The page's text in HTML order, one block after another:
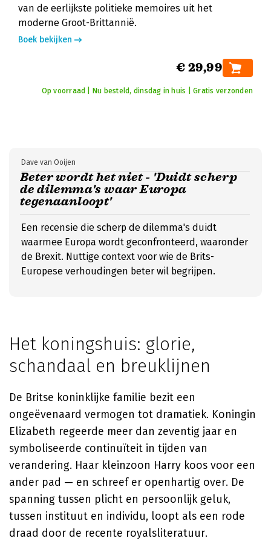
van de eerlijkste politieke memoires uit het
moderne Groot-Brittannië.
Boek bekijken
€ 29,99
Op voorraad | Nu besteld, dinsdag in huis | Gratis verzonden
Beter wordt het niet - 'Duidt scherp
de dilemma's waar Europa
tegenaanloopt'
Dave van Ooijen
Een recensie die scherp de dilemma's duidt
waarmee Europa wordt geconfronteerd, waaronder
de Brexit. Nuttige context voor wie de Brits-
Europese verhoudingen beter wil begrijpen.
Het koningshuis: glorie,
schandaal en breuklijnen
De Britse koninklijke familie bezit een
ongeëvenaard vermogen tot dramatiek. Koningin
Elizabeth regeerde meer dan zeventig jaar en
symboliseerde continuïteit in tijden van
verandering. Haar kleinzoon Harry koos voor een
ander pad — en schreef er openhartig over. De
spanning tussen plicht en persoonlijk geluk,
tussen instituut en individu, loopt als een rode
draad door de recente royalsliteratuur.